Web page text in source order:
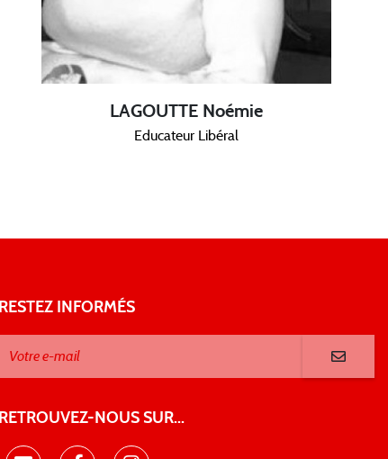
LAGOUTTE Noémie
Educateur Libéral
RESTEZ INFORMÉS
RETROUVEZ-NOUS SUR...